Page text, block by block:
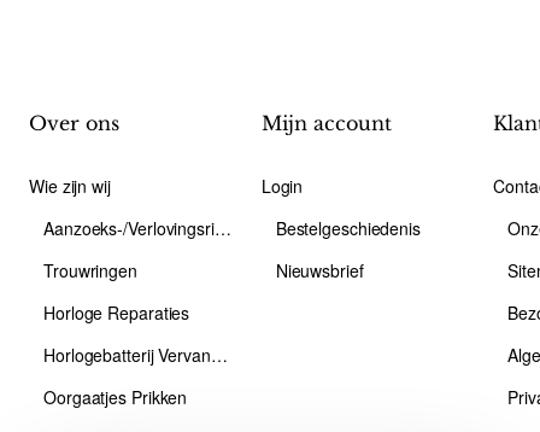
Over ons
Wie zijn wij
Aanzoeks-/Verlovingsring
Trouwringen
Horloge Reparaties
Horlogebatterij Vervangen
Oorgaatjes Prikken
Mijn account
Login
Bestelgeschiedenis
Nieuwsbrief